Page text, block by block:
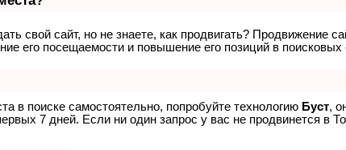
свой сайт, но не знаете, как продвигать? Продвижение
его посещаемости и повышение его позиций в поисковых
в поиске самостоятельно, попробуйте технологию Буст,
7 дней. Если ни один запрос у вас не продвинется в